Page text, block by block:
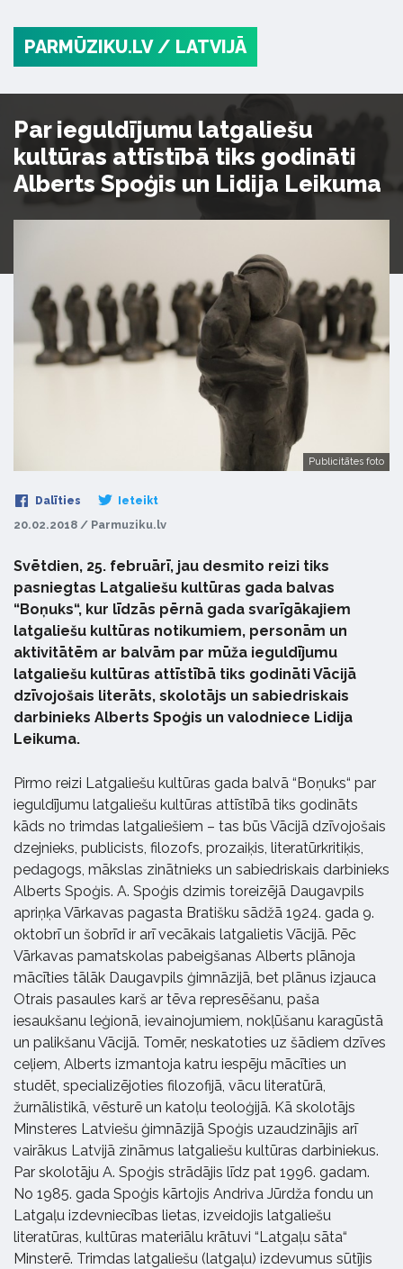
PARMŪZIKU.LV / LATVIJĀ
Par ieguldījumu latgaliešu
kultūras attīstībā tiks godināti
Alberts Spoģis un Lidija Leikuma
Publicitātes foto
Dalīties Ieteikt
20.02.2018 / Parmuziku.lv
Svētdien, 25. februārī, jau desmito reizi tiks
pasniegtas Latgaliešu kultūras gada balvas
“Boņuks“, kur līdzās pērnā gada svarīgākajiem
latgaliešu kultūras notikumiem, personām un
aktivitātēm ar balvām par mūža ieguldījumu
latgaliešu kultūras attīstībā tiks godināti Vācijā
dzīvojošais literāts, skolotājs un sabiedriskais
darbinieks Alberts Spoģis un valodniece Lidija
Leikuma.
Pirmo reizi Latgaliešu kultūras gada balvā “Boņuks“ par
ieguldījumu latgaliešu kultūras attīstībā tiks godināts
kāds no trimdas latgaliešiem – tas būs Vācijā dzīvojošais
dzejnieks, publicists, filozofs, prozaiķis, literatūrkritiķis,
pedagogs, mākslas zinātnieks un sabiedriskais darbinieks
Alberts Spoģis. A. Spoģis dzimis toreizējā Daugavpils
apriņķa Vārkavas pagasta Bratišku sādžā 1924. gada 9.
oktobrī un šobrīd ir arī vecākais latgalietis Vācijā. Pēc
Vārkavas pamatskolas pabeigšanas Alberts plānoja
mācīties tālāk Daugavpils ģimnāzijā, bet plānus izjauca
Otrais pasaules karš ar tēva represēšanu, paša
iesaukšanu leģionā, ievainojumiem, nokļūšanu karagūstā
un palikšanu Vācijā. Tomēr, neskatoties uz šādiem dzīves
ceļiem, Alberts izmantoja katru iespēju mācīties un
studēt, specializējoties filozofijā, vācu literatūrā,
žurnālistikā, vēsturē un katoļu teoloģijā. Kā skolotājs
Minsteres Latviešu ģimnāzijā Spoģis uzaudzinājis arī
vairākus Latvijā zināmus latgaliešu kultūras darbiniekus.
Par skolotāju A. Spoģis strādājis līdz pat 1996. gadam.
No 1985. gada Spoģis kārtojis Andriva Jūrdža fondu un
Latgaļu izdevniecības lietas, izveidojis latgaliešu
literatūras, kultūras materiālu krātuvi “Latgaļu sāta“
Minsterē. Trimdas latgaliešu (latgaļu) izdevumus sūtījis